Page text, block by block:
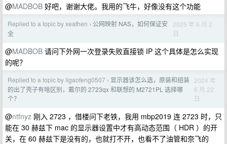
@MADBOB 好吧，谢谢大佬。我用的飞牛，好像没有这个功能
Replied to a topic by xeathen › 公网映射 NAS，如何保证安
全
2025 年 6 月 2
日
@MADBOB 请问下外网一次登录失败直接锁 IP 这个具体是怎么实现
的呢？
Replied to a topic by ligaofeng0507 › 显示器该怎么选，原装和组装
的出了壳子有啥区别，戴尔的 2723qx 和联想的 M2721PL 选择哪
个？
2024 年
6 月 22
日
@ntfnyz 刚入 2723 ，借楼问下老铁，我用 mbp2019 连 2723 时，只
能在 30 赫兹下 mac 的显示器设置中才有高动态范围（ HDR ）的开
关，在 60 赫兹下是没有的，也就打不开，也看不了油管和奈飞的